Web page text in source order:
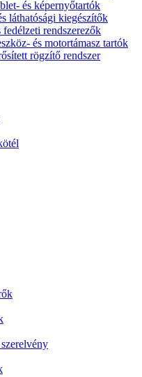
és képernyőtartók
kiegészítők
rendszerezők
és motortámasz tartók
rögzítő rendszer